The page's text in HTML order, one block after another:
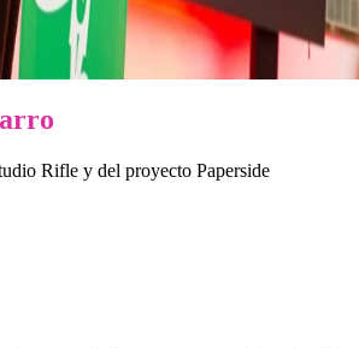
Rifle y del proyecto Paperside